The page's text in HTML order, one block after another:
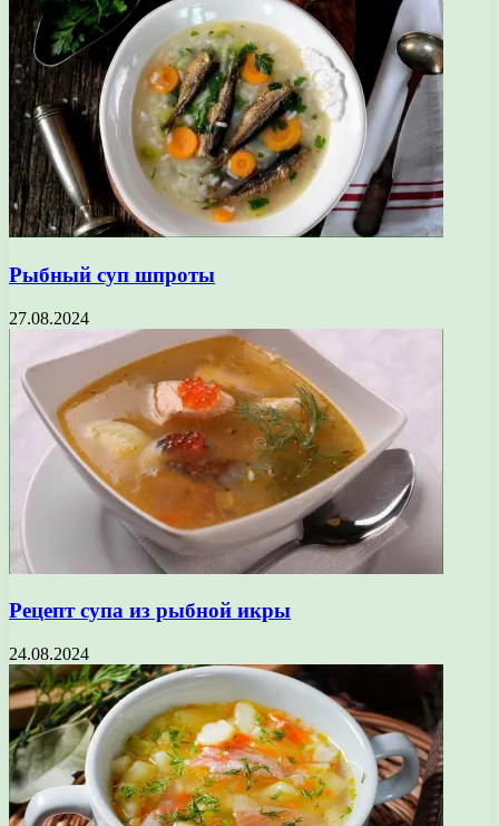
Рыбный суп шпроты
27.08.2024
Рецепт супа из рыбной икры
24.08.2024